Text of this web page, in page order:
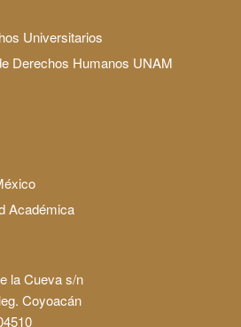
Universitarios
Derechos Humanos UNAM
Académica
la Cueva s/n
Coyoacán